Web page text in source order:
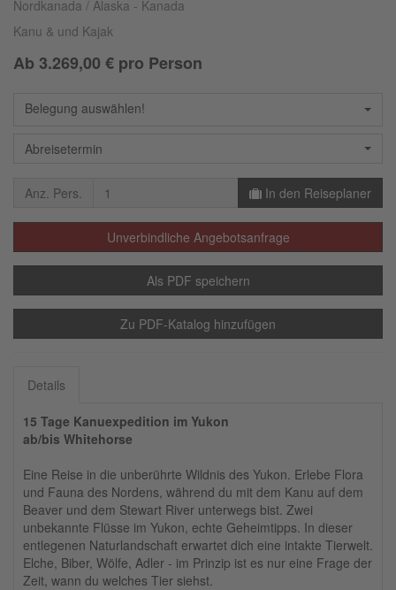
Nordkanada / Alaska - Kanada
Kanu & und Kajak
Ab 3.269,00 € pro Person
Belegung auswählen!
Abreisetermin
Anz. Pers. In den Reiseplaner
Unverbindliche Angebotsanfrage
Als PDF speichern
Zu PDF-Katalog hinzufügen
Details
15 Tage Kanuexpedition im Yukon
ab/bis Whitehorse
Eine Reise in die unberührte Wildnis des Yukon. Erlebe Flora
und Fauna des Nordens, während du mit dem Kanu auf dem
Beaver und dem Stewart River unterwegs bist. Zwei
unbekannte Flüsse im Yukon, echte Geheimtipps. In dieser
entlegenen Naturlandschaft erwartet dich eine intakte Tierwelt.
Elche, Biber, Wölfe, Adler - im Prinzip ist es nur eine Frage der
Zeit, wann du welches Tier siehst.